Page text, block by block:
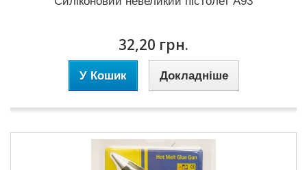
32,20 грн.
У Кошик Докладніше